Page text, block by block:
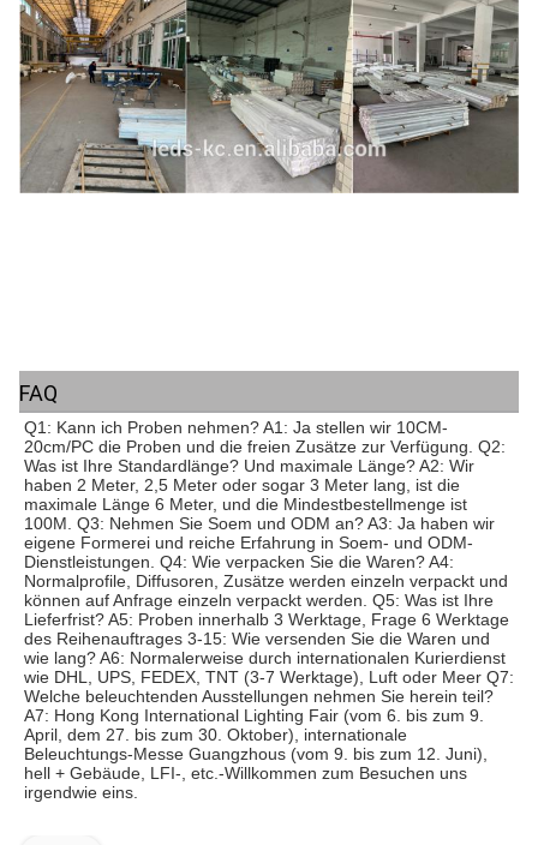
FAQ
Q1: Kann ich Proben nehmen? A1: Ja stellen wir 10CM-
20cm/PC die Proben und die freien Zusätze zur Verfügung. Q2:
Was ist Ihre Standardlänge? Und maximale Länge? A2: Wir
haben 2 Meter, 2,5 Meter oder sogar 3 Meter lang, ist die
maximale Länge 6 Meter, und die Mindestbestellmenge ist
100M. Q3: Nehmen Sie Soem und ODM an? A3: Ja haben wir
eigene Formerei und reiche Erfahrung in Soem- und ODM-
Dienstleistungen. Q4: Wie verpacken Sie die Waren? A4:
Normalprofile, Diffusoren, Zusätze werden einzeln verpackt und
können auf Anfrage einzeln verpackt werden. Q5: Was ist Ihre
Lieferfrist? A5: Proben innerhalb 3 Werktage, Frage 6 Werktage
des Reihenauftrages 3-15: Wie versenden Sie die Waren und
wie lang? A6: Normalerweise durch internationalen Kurierdienst
wie DHL, UPS, FEDEX, TNT (3-7 Werktage), Luft oder Meer Q7:
Welche beleuchtenden Ausstellungen nehmen Sie herein teil?
A7: Hong Kong International Lighting Fair (vom 6. bis zum 9.
April, dem 27. bis zum 30. Oktober), internationale
Beleuchtungs-Messe Guangzhous (vom 9. bis zum 12. Juni),
hell + Gebäude, LFI-, etc.-Willkommen zum Besuchen uns
irgendwie eins.